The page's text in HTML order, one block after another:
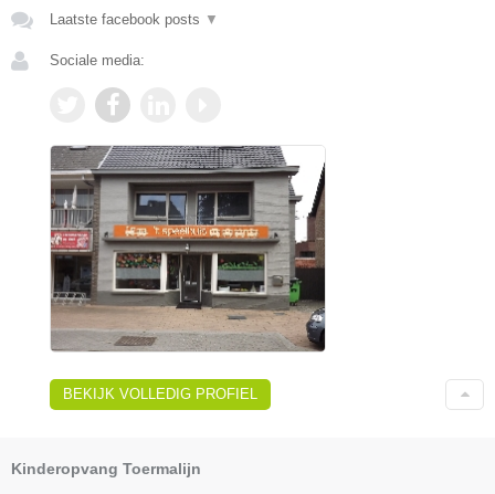
Laatste facebook posts ▼
Sociale media:
BEKIJK VOLLEDIG PROFIEL
Kinderopvang Toermalijn